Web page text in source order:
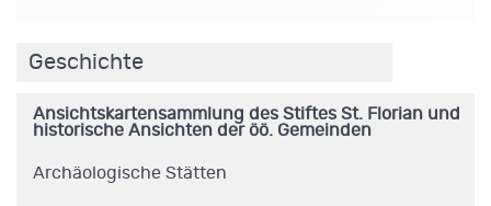
Geschichte
Ansichtskartensammlung des Stiftes St. Florian und
historische Ansichten der öö. Gemeinden
Archäologische Stätten